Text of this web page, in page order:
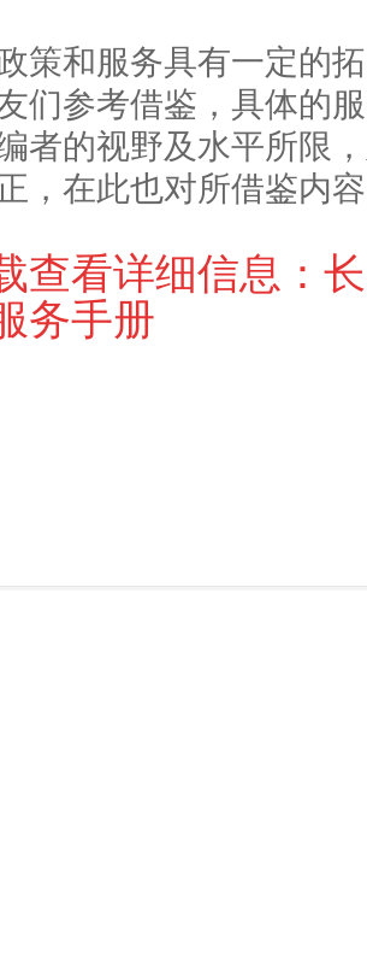
策和服务具有一定的
们参考借鉴，具体的
者的视野及水平所限
，在此也对所借鉴内
查看详细信息：
务手册